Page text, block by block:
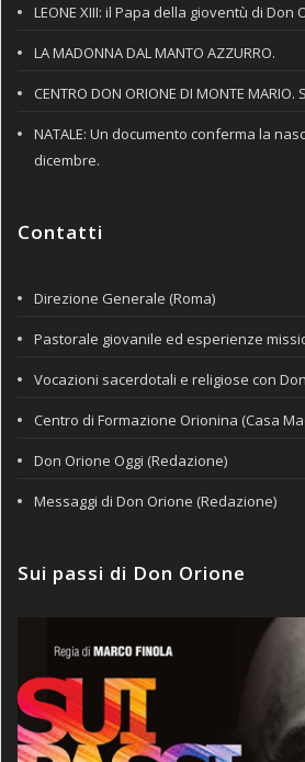
LEONE XIII: il Papa della gioventù di Don
LA MADONNA DAL MANTO AZZURRO.
CENTRO DON ORIONE DI MONTE
NATALE: Un documento conferma la
dicembre.
Contatti
Direzione Generale (Roma)
Pastorale giovanile ed esperienze
Vocazioni sacerdotali e religiose con
Centro di Formazione Orionina (Casa
Don Orione Oggi (Redazione)
Messaggi di Don Orione (Redazione)
Sui passi di Don Orione